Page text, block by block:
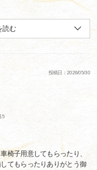
読む
投稿日：2026/05/30
5
椅子用意してもらったり、
てもらったりありがとう御